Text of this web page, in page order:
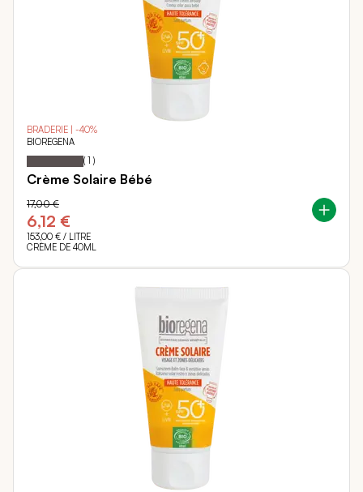
BRADERIE | -40%
BIOREGENA
Notation: 100
% of
( 1 )
Crème Solaire Bébé
6,12 €
17,00 €
153,00 € / LITRE
CRÈME DE 40ML